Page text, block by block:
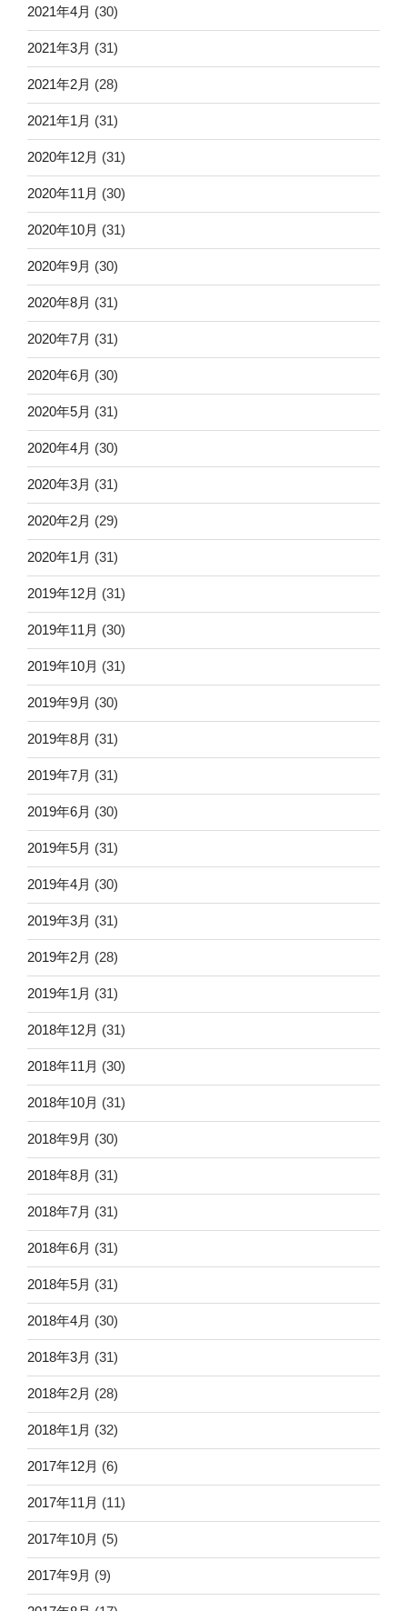
2021年4月 (30)
2021年3月 (31)
2021年2月 (28)
2021年1月 (31)
2020年12月 (31)
2020年11月 (30)
2020年10月 (31)
2020年9月 (30)
2020年8月 (31)
2020年7月 (31)
2020年6月 (30)
2020年5月 (31)
2020年4月 (30)
2020年3月 (31)
2020年2月 (29)
2020年1月 (31)
2019年12月 (31)
2019年11月 (30)
2019年10月 (31)
2019年9月 (30)
2019年8月 (31)
2019年7月 (31)
2019年6月 (30)
2019年5月 (31)
2019年4月 (30)
2019年3月 (31)
2019年2月 (28)
2019年1月 (31)
2018年12月 (31)
2018年11月 (30)
2018年10月 (31)
2018年9月 (30)
2018年8月 (31)
2018年7月 (31)
2018年6月 (31)
2018年5月 (31)
2018年4月 (30)
2018年3月 (31)
2018年2月 (28)
2018年1月 (32)
2017年12月 (6)
2017年11月 (11)
2017年10月 (5)
2017年9月 (9)